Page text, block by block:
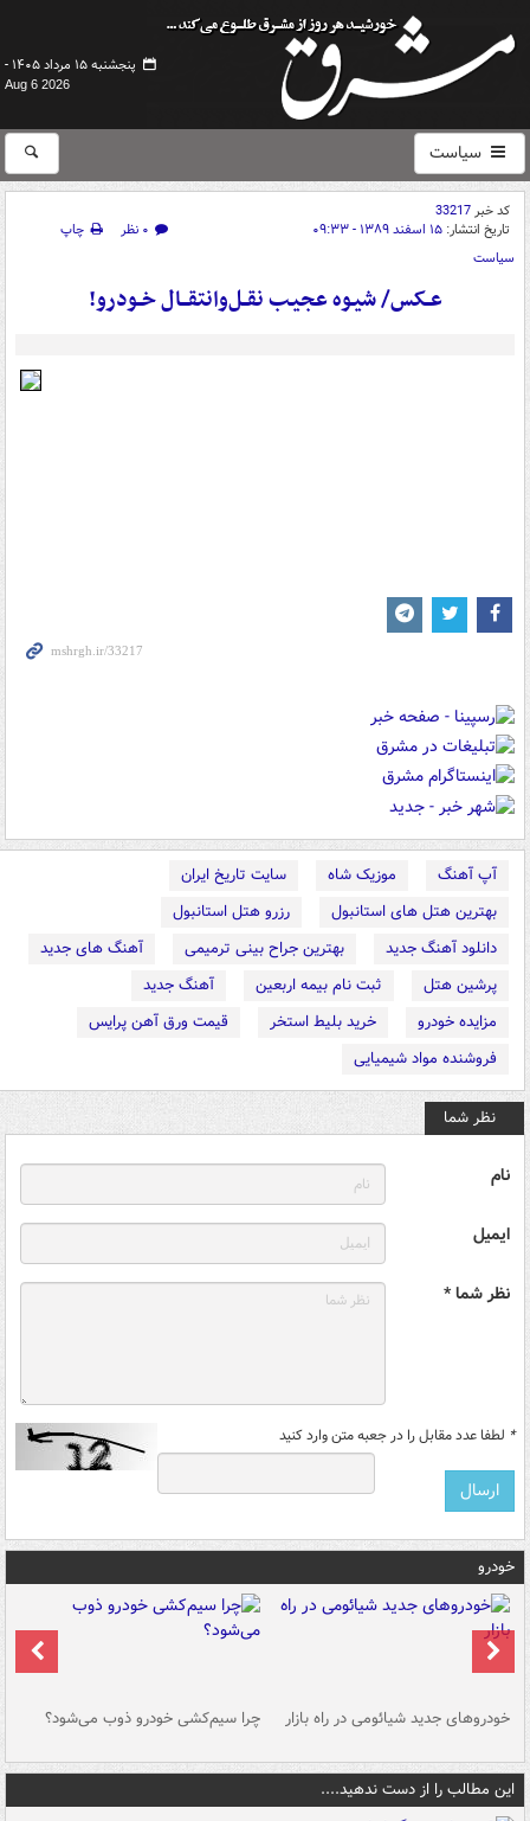
پنجشنبه ۱۵ مرداد ۱۴۰۵ -
Aug 6 2026
سیاست
کد خبر33217
تاریخ انتشار: ۱۵ اسفند ۱۳۸۹ - ۰۹:۳۳ ۰ نظر
چاپ
سیاست
عــکس/ شيـوه عجيـب نقــل‌وانتقـــال خــودرو!
آپ آهنگ موزیک شاه
سایت تاریخ ایران
بهترین هتل های استانبول
رزرو هتل استانبول
دانلود آهنگ جدید
بهترین جراح بینی ترمیمی
آهنگ های جدید
پرشین هتل
ثبت نام بیمه اربعین
آهنگ جدید
مزایده خودرو
خرید بلیط استخر
قیمت ورق آهن پرایس
فروشنده مواد شیمیایی
نظر شما
نام
ایمیل
نظر شما *
* لطفا عدد مقابل را در جعبه متن وارد کنید
خودرو
خودروهای جدید شیائومی در راه بازار چرا سیم‌کشی خودرو ذوب می‌شود؟
این مطالب را از دست ندهید....